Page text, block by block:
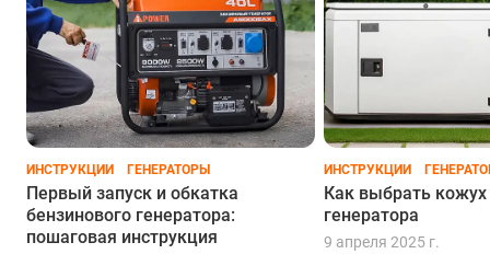
ИНСТРУКЦИИ ГЕНЕРАТОРЫ
Первый запуск и обкатка
бензинового генератора:
пошаговая инструкция
ИНСТРУКЦИИ
Как выбрать
генератора
9 апреля 2025 г.